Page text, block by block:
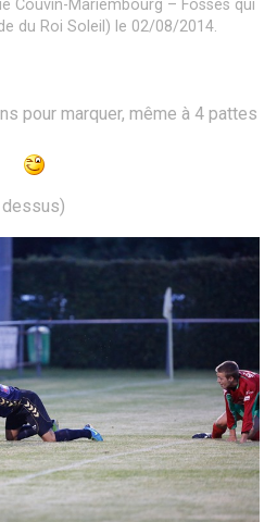
Couvin-Mariembourg – Fosses qui
du Roi Soleil) le 02/08/2014.
pour marquer, même à 4 pattes